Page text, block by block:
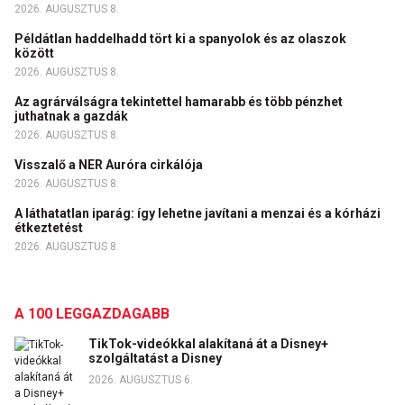
2026. AUGUSZTUS 8.
Példátlan haddelhadd tört ki a spanyolok és az olaszok
között
2026. AUGUSZTUS 8.
Az agrárválságra tekintettel hamarabb és több pénzhet
juthatnak a gazdák
2026. AUGUSZTUS 8.
Visszalő a NER Auróra cirkálója
2026. AUGUSZTUS 8.
A láthatatlan iparág: így lehetne javítani a menzai és a kórházi
étkeztetést
2026. AUGUSZTUS 8.
A 100 LEGGAZDAGABB
TikTok-videókkal alakítaná át a Disney+
szolgáltatást a Disney
2026. AUGUSZTUS 6.